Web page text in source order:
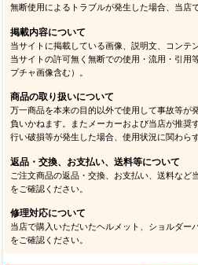
無断使用によるトラブルが発生した場合、当店
掲載内容について
当サイトに掲載している画像、説明文、コンテ
当サイトの許可無く無断での使用・流用・引用
プチャ画像含む）。
商品の取り扱いについて
万一商品を本来の目的以外で使用して事故等が
負いかねます。またメーカーおよび当店が推奨
行い破損等が発生した場合、使用状況に関わら
返品・交換、お支払い、送料等について
ご注文商品の返品・交換、お支払い、送料など
をご確認ください。
修理対応について
当店で購入いただいたヘルメット、ショルダー
をご確認ください。